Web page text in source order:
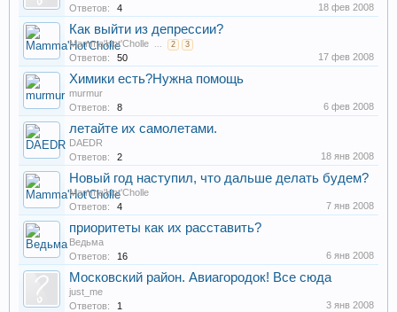
Ответов:
4 18 фев 2008
Как выйти из депрессии?
Mamma'Hot'Cholle ... 2 3
Ответов: 50 17 фев 2008
Химики есть?Нужна помощь
murmur
Ответов:
8 6 фев 2008
летайте их самолетами.
DAEDR
Ответов:
2 18 янв 2008
Новый год наступил, что дальше делать будем?
Mamma'Hot'Cholle
Ответов:
4 7 янв 2008
приоритеты как их расставить?
Ведьма
Ответов:
16 6 янв 2008
Московский район. Авиагородок! Все сюда
just_me
Ответов:
1 3 янв 2008